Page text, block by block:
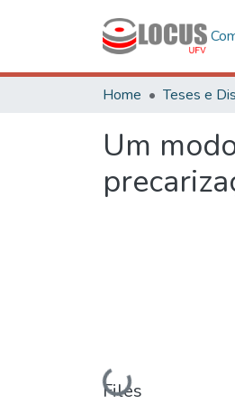
Home Teses e
Um
Loading...
Files